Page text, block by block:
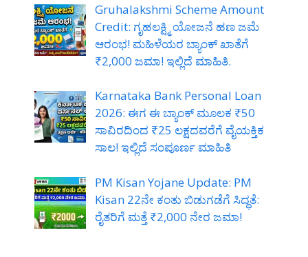
Gruhalakshmi Scheme Amount
Credit: ಗೃಹಲಕ್ಷ್ಮಿ ಯೋಜನೆ ಹಣ ಜಮೆ
ಆರಂಭ! ಮಹಿಳೆಯರ ಬ್ಯಾಂಕ್ ಖಾತೆಗೆ
₹2,000 ಜಮಾ! ಇಲ್ಲಿದೆ ಮಾಹಿತಿ.
Karnataka Bank Personal Loan
2026: ಈಗ ಈ ಬ್ಯಾಂಕ್ ಮೂಲಕ ₹50
ಸಾವಿರದಿಂದ ₹25 ಲಕ್ಷದವರೆಗೆ ವೈಯಕ್ತಿಕ
ಸಾಲ! ಇಲ್ಲಿದೆ ಸಂಪೂರ್ಣ ಮಾಹಿತಿ
PM Kisan Yojane Update: PM
Kisan 22ನೇ ಕಂತು ಬಿಡುಗಡೆಗೆ ಸಿದ್ಧತೆ:
ರೈತರಿಗೆ ಮತ್ತೆ ₹2,000 ನೇರ ಜಮಾ!